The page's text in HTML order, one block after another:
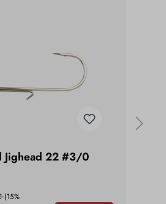
Jighead 22 #3/0
(15%